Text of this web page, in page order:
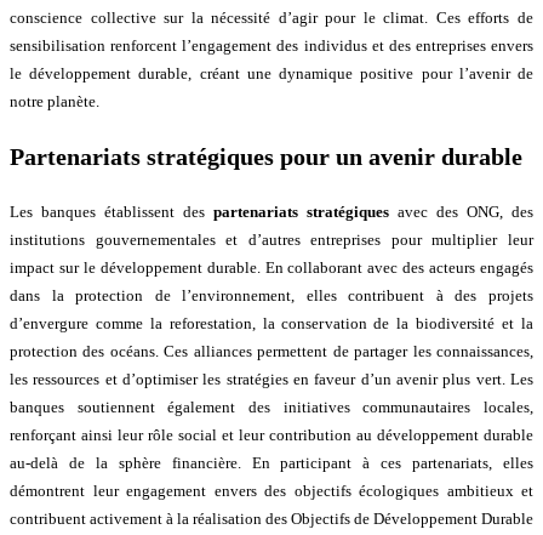
conscience collective sur la nécessité d’agir pour le climat. Ces efforts de
sensibilisation renforcent l’engagement des individus et des entreprises envers
le développement durable, créant une dynamique positive pour l’avenir de
notre planète.
Partenariats stratégiques pour un avenir durable
Les banques établissent des partenariats stratégiques avec des ONG, des
institutions gouvernementales et d’autres entreprises pour multiplier leur
impact sur le développement durable. En collaborant avec des acteurs engagés
dans la protection de l’environnement, elles contribuent à des projets
d’envergure comme la reforestation, la conservation de la biodiversité et la
protection des océans. Ces alliances permettent de partager les connaissances,
les ressources et d’optimiser les stratégies en faveur d’un avenir plus vert. Les
banques soutiennent également des initiatives communautaires locales,
renforçant ainsi leur rôle social et leur contribution au développement durable
au-delà de la sphère financière. En participant à ces partenariats, elles
démontrent leur engagement envers des objectifs écologiques ambitieux et
contribuent activement à la réalisation des Objectifs de Développement Durable